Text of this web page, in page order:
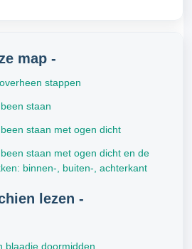
map -
stappen
staan
staan met ogen dicht
staan met ogen dicht en de
binnen-, buiten-, achterkant
lezen -
blaadje doormidden